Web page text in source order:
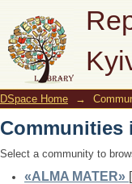
Community
DSpace Home →
Communities
Select a community to
«ALMA MATER»